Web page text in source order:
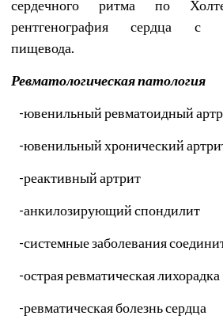
сердечного ритма по
рентгенография сердца с
пищевода.
Ревматологическая патология
-ювенильный ревматоидный
-ювенильный хронический
-реактивный артрит
-анкилозирующий спондилит
-системные заболевания
-острая ревматическая лихорадка
-ревматическая болезнь сердца